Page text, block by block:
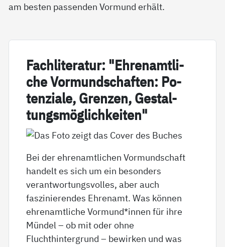
am besten passenden Vormund erhält.
Fach­li­te­ra­tur: "Eh­renamt­li­
che Vor­mund­schaf­ten: Po­
ten­zia­le, Gren­zen, Ge­stal­
tungs­mög­lich­kei­ten"
Bei der ehrenamtlichen Vormundschaft
handelt es sich um ein besonders
verantwortungsvolles, aber auch
faszinierendes Ehrenamt. Was können
ehrenamtliche Vormund*innen für ihre
Mündel – ob mit oder ohne
Fluchthintergrund – bewirken und was